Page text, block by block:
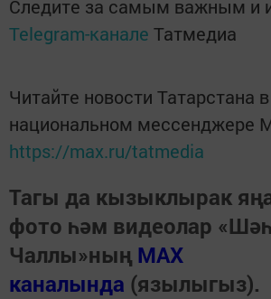
Следите за самым важным и
Telegram-канале Татмедиа
Читайте новости Татарстана в
национальном мессенджере
https://max.ru/tatmedia
Тагы да кызыклырак
фото һәм видеолар
Чаллы»ның MAX
каналында (язылыгыз).